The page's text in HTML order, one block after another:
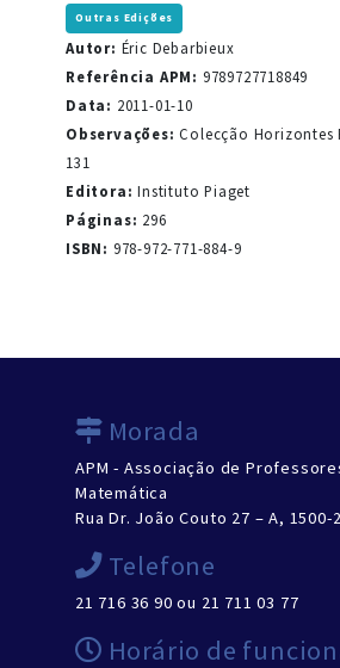
Outras Edições
Autor: Éric Debarbieux
Referência APM: 9789727718849
Data: 2011-01-10
Observações: Colecção Horizontes
131
Editora: Instituto Piaget
Páginas: 296
ISBN: 978-972-771-884-9
Morada
APM - Associação de
Matemática
Rua Dr. João Couto 27 – A, 1500-
Telefone
21 716 36 90 ou 21 711 03 77
Horário de